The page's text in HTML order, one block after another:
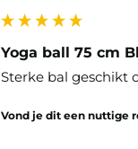
Yoga ball 75 cm
Sterke bal geschikt
Vond je dit een nuttige